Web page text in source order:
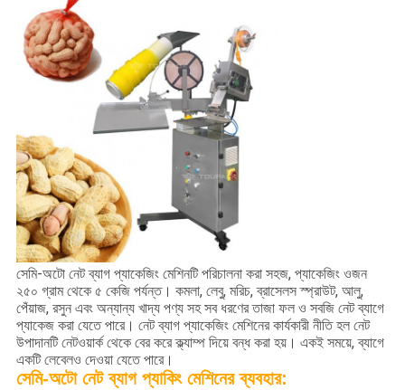
গোপনীয়তা
নীতি
সেমি-অটো নেট ব্যাগ প্যাকেজিং মেশিনটি পরিচালনা করা সহজ, প্যাকেজিং ওজন
২৫০ গ্রাম থেকে ৫ কেজি পর্যন্ত। কমলা, লেবু, মরিচ, ব্রাসেলস স্প্রাউট, আলু,
পেঁয়াজ, রসুন এবং অন্যান্য খাদ্য পণ্য সহ সব ধরণের তাজা ফল ও সবজি নেট ব্যাগে
প্যাকেজ করা যেতে পারে। নেট ব্যাগ প্যাকেজিং মেশিনের কার্যকারী নীতি হল নেট
উপাদানটি নেটওয়ার্ক থেকে বের করে ক্ল্যাম্প দিয়ে বন্ধ করা হয়। একই সময়ে, ব্যাগে
একটি লেবেলও দেওয়া যেতে পারে।
সেমি-অটো নেট ব্যাগ প্যাকিং মেশিনের ব্যবহার: